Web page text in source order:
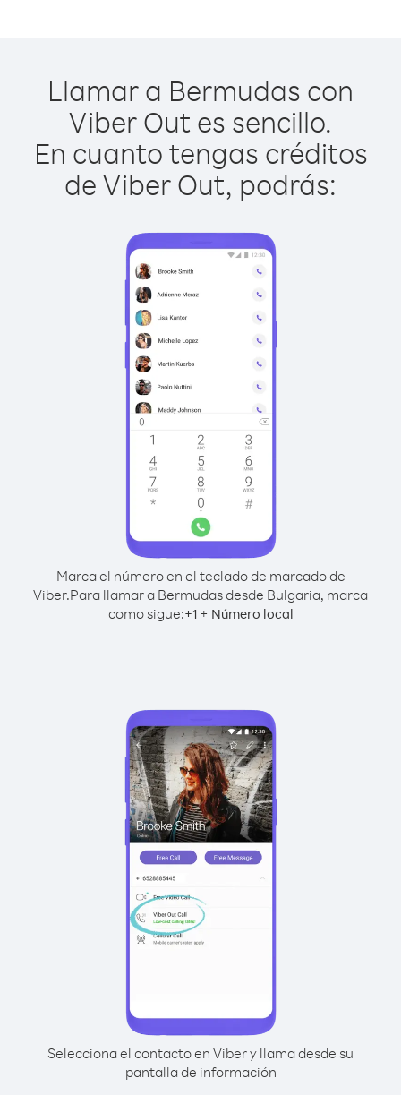
Llamar a Bermudas con
Viber Out es sencillo.
En cuanto tengas créditos
de Viber Out, podrás:
Marca el número en el teclado de marcado de
Viber.Para llamar a Bermudas desde Bulgaria, marca
como sigue:+1+ Número local
Selecciona el contacto en Viber y llama desde su
pantalla de información